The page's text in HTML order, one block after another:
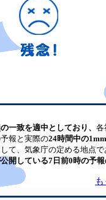
一致を適中としており、 各
報と実際の24時間中の
て、気象庁の定める地点で
開している7日前0時の予